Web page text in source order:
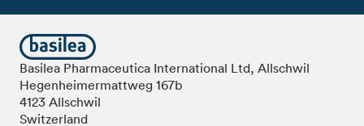
Basilea Pharmaceutica International Ltd, Allschwil
Hegenheimermattweg 167b
4123 Allschwil
Switzerland